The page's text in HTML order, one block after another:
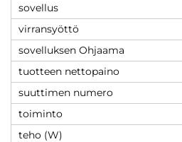
sovellus
virransyöttö
sovelluksen Ohjaama
tuotteen nettopaino
suuttimen numero
toiminto
teho (W)